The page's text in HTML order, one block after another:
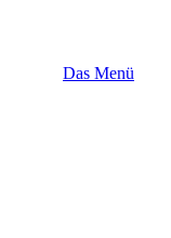
Das Menü